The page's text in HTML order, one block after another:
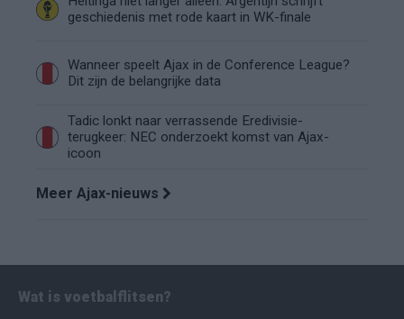
geschiedenis met rode kaart in WK-finale
Wanneer speelt Ajax in de Conference League?
Dit zijn de belangrijke data
Tadic lonkt naar verrassende Eredivisie-
terugkeer: NEC onderzoekt komst van Ajax-
icoon
Meer Ajax-nieuws
Wat is voetbalflitsen?